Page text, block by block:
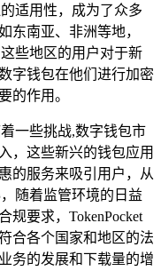
适用性，成为了众多
东南亚、非洲等地，
些地区的用户对于新
字钱包在他们进行加密
的作用。
一些挑战,数字钱包市
，这些新兴的钱包应用
的服务来吸引用户，从
随着监管环境的日益
规要求，TokenPocket
合各个国家和地区的法
务的发展和下载量的增